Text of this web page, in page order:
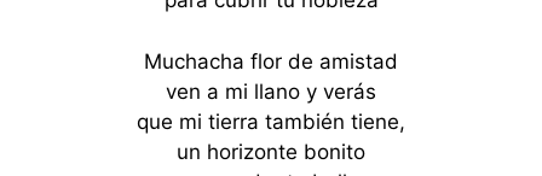
Muchacha flor de amistad
ven a mi llano y verás
que mi tierra también tiene,
un horizonte bonito